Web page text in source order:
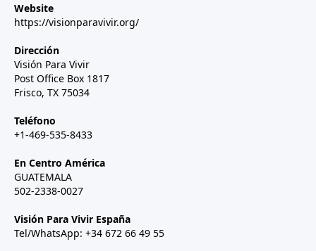
Website
https://visionparavivir.org/
Dirección
Visión Para Vivir
Post Office Box 1817
Frisco, TX 75034
Teléfono
+1-469-535-8433
En Centro América
GUATEMALA
502-2338-0027
Visión Para Vivir España
Tel/WhatsApp: +34 672 66 49 55